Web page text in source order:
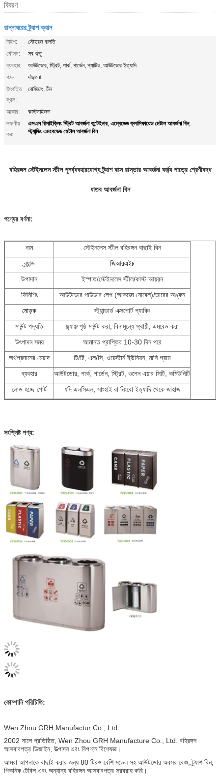
বিবরণ
রান্নাঘরের ট্র্যাশ ক্যান
টাইপ:
স্টোরেজ বালতি
মৌসম:
সব ঋতু
ব্যবহার:
আউটডোর, স্ট্রিট, পার্ক, গার্ডেন, প্যাটিও, আউটডোর ইত্যাদি
গঠন:
দাঁড়ানো
উৎপত্তি
স্থল:
ঝেজিয়াং, চীন
আকার:
কাস্টমাইজড
লক্ষণীয়
করা:
এসএস রিসাইক্লিং স্ট্রিট আবর্জনা কন্টেইনার, এম্বেডেড ক্লাসিফায়েড মেটাল আবর্জনা বিন,
স্ট্যান্ডিং এমবেডেড মেটাল আবর্জনা বিন
বহিরঙ্গন স্টেইনলেস স্টীল পুনর্ব্যবহারযোগ্য ট্র্যাশ বাক্স রাস্তার আবর্জনা বর্জ্য পাত্রে শ্রেণীবদ্ধ
ধাতব আবর্জনা বিন
পণ্যের বর্ণনা:
নাম
স্টেইনলেস স্টীল বহিরঙ্গন বাছাই বিন
ব্র্যান্ড
জিআরএইচ
উপাদান
ইস্পাত/স্টেইনলেস স্টীল/কাস্ট আয়রন
ফিনিশিং
আউটডোর পাউডার লেপ (আকজো নোবেল)/তারের অঙ্কন
মোড়ক
স্ট্যান্ডার্ড এক্সপোর্ট প্যাকিং
মাউন্ট পদ্ধতি
ফ্ল্যাঞ্জ পৃষ্ঠ মাউন্ট করা, বিনামূল্যে স্থায়ী, এমবেড করা
উৎপাদন সময়
আমানত প্রাপ্তির 10-30 দিন পরে
অর্থপ্রদানের মেয়াদ
টি/টি, এল/সি, ওয়েস্টার্ন ইউনিয়ন, মানি গ্রাম
ব্যবহার
আউটডোর, পার্ক, গার্ডেন, স্ট্রিট, ওপেন এয়ার সিটি, কমিউনিটি
লোড হচ্ছে পোর্ট
যদি এলসিএল, সাংহাই বা নিংবো ইত্যাদি থেকে জাহাজ
সংশ্লিষ্ট পণ্য:
কোম্পানি পরিচিতি:
Wen Zhou GRH Manufactur Co., Ltd.
2002 সালে প্রতিষ্ঠিত, Wen Zhou GRH Manufacture Co., Ltd. বহিরঙ্গন
আসবাবপত্র ডিজাইন, উত্পাদন এবং বিপণনে বিশেষজ্ঞ।
আমরা আপনাকে বাছাই করার জন্য 80 টিরও বেশি মডেল সহ আউটডোর অবসর বেঞ্চ, ট্র্যাশ বিন,
পিকনিক টেবিল এবং অন্যান্য বহিরঙ্গন আসবাবপত্র সরবরাহ করি।